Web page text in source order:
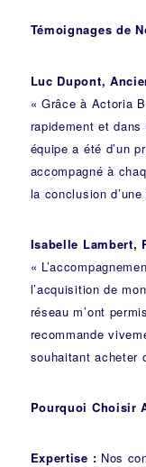
Témoignages de
Luc Dupont,
« Grâce à Actoria
rapidement et
équipe a été d’un
accompagné à
la conclusion
Isabelle Lambert,
«
l’acquisition de
réseau m’ont
recommande
souhaitant acheter
Pourquoi Choisir
Expertise : Nos